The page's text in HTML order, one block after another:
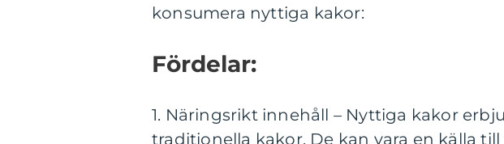
konsumera nyttiga kakor:
Fördelar:
1. Näringsrikt innehåll – Nyttiga kakor
traditionella kakor. De kan vara en källa